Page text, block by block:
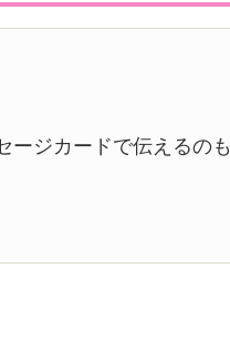
ージカードで伝えるのも